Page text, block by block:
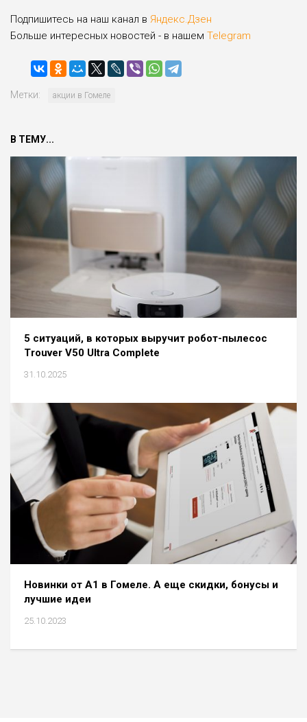
Подпишитесь на наш канал в Яндекс.Дзен
Больше интересных новостей - в нашем Telegram
Метки: акции в Гомеле
В ТЕМУ...
5 ситуаций, в которых выручит робот-пылесос
Trouver V50 Ultra Complete
31.10.2025
Новинки от А1 в Гомеле. А еще скидки, бонусы и
лучшие идеи
25.10.2023